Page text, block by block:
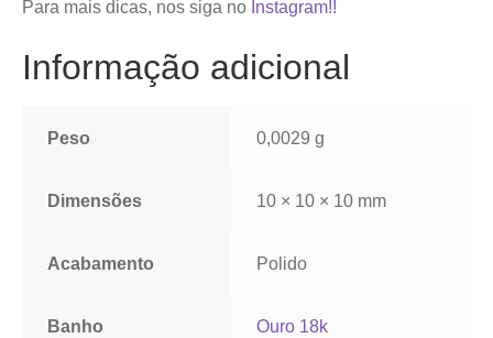
Para mais dicas, nos siga no Instagram!!
Informação adicional
Peso 0,0029 g
Dimensões 10 × 10 × 10 mm
Acabamento Polido
Banho Ouro 18k